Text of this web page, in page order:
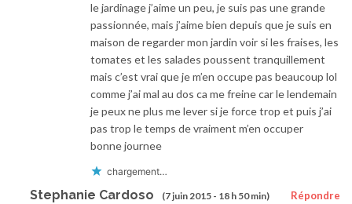
le jardinage j’aime un peu, je suis pas une grande
passionnée, mais j’aime bien depuis que je suis en
maison de regarder mon jardin voir si les fraises, les
tomates et les salades poussent tranquillement
mais c’est vrai que je m’en occupe pas beaucoup lol
comme j’ai mal au dos ca me freine car le lendemain
je peux ne plus me lever si je force trop et puis j’ai
pas trop le temps de vraiment m’en occuper
bonne journee
chargement…
Stephanie Cardoso (7 juin 2015 - 18 h 50 min) Répondre